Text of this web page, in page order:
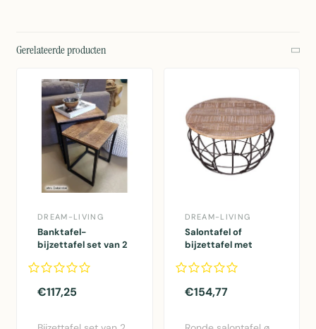
Gerelateerde producten
DREAM-LIVING
Banktafel-
bijzettafel set van 2
hout
€117,25
DREAM-LIVING
Salontafel of
bijzettafel met
draadframe ø 55 cm
€154,77